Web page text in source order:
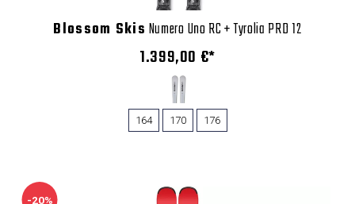
Blossom Skis Numero Uno RC + Tyrolia PRD 12
1.399,00 €*
164 170 176
-20%